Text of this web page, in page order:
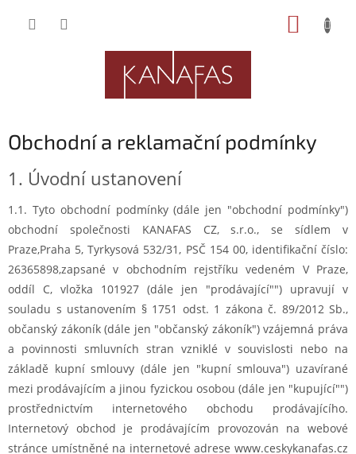
Obchodní a reklamační podmínky
1. Úvodní ustanovení
1.1. Tyto obchodní podmínky (dále jen "obchodní podmínky")
obchodní společnosti KANAFAS CZ, s.r.o., se sídlem v
Praze,Praha 5, Tyrkysová 532/31, PSČ 154 00, identifikační číslo:
26365898,zapsané v obchodním rejstříku vedeném V Praze,
oddíl C, vložka 101927 (dále jen "prodávající"") upravují v
souladu s ustanovením § 1751 odst. 1 zákona č. 89/2012 Sb.,
občanský zákoník (dále jen "občanský zákoník") vzájemná práva
a povinnosti smluvních stran vzniklé v souvislosti nebo na
základě kupní smlouvy (dále jen "kupní smlouva") uzavírané
mezi prodávajícím a jinou fyzickou osobou (dále jen "kupující"")
prostřednictvím internetového obchodu prodávajícího.
Internetový obchod je prodávajícím provozován na webové
stránce umístněné na internetové adrese www.ceskykanafas.cz